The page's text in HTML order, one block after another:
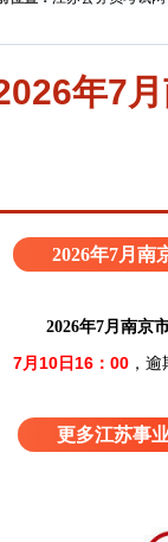
年7
2026年7月南
2026年7月南京
7月10日16：00 ，
更多江苏事